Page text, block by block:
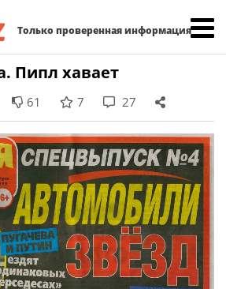
Только проверенная информация
Пипл хавает
61 7 27